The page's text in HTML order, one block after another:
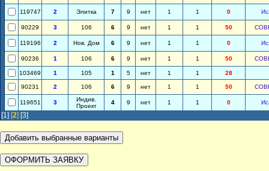
119747 2 Элитка 7 9 нет 1 1 0
90229 3 106 6 9 нет 1 1 50
119196 2 Нов. Дом 6 9 нет 1 1 0
90236 1 106 6 9 нет 1 1 50
103469 1 105 1 5 нет 1 1 28
90231 2 106 6 9 нет 1 1 50
119651 3
Индив.
Проект
4 9 нет 1 1 0
[1] [2] [3]